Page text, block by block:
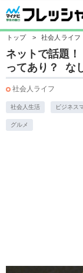
トップ > 社会人ライフ
ネットで話題
ってあり？ な
社会人ライフ
社会人生活 ビジネス
グルメ